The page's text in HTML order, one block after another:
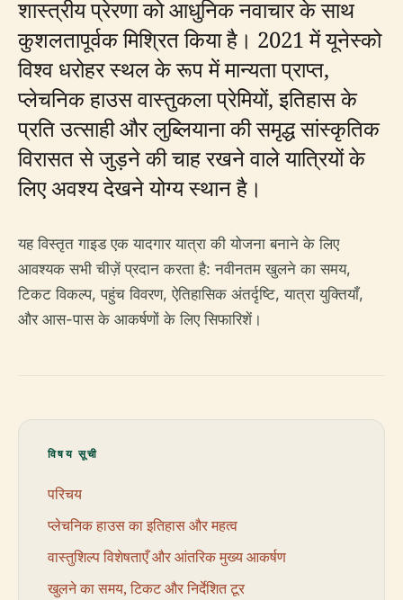
शास्त्रीय प्रेरणा को आधुनिक नवाचार के साथ
कुशलतापूर्वक मिश्रित किया है। 2021 में यूनेस्को
विश्व धरोहर स्थल के रूप में मान्यता प्राप्त,
प्लेचनिक हाउस वास्तुकला प्रेमियों, इतिहास के
प्रति उत्साही और लुब्लियाना की समृद्ध सांस्कृतिक
विरासत से जुड़ने की चाह रखने वाले यात्रियों के
लिए अवश्य देखने योग्य स्थान है।
यह विस्तृत गाइड एक यादगार यात्रा की योजना बनाने के लिए
आवश्यक सभी चीज़ें प्रदान करता है: नवीनतम खुलने का समय,
टिकट विकल्प, पहुंच विवरण, ऐतिहासिक अंतर्दृष्टि, यात्रा युक्तियाँ,
और आस-पास के आकर्षणों के लिए सिफारिशें।
विषय सूची
परिचय
प्लेचनिक हाउस का इतिहास और महत्व
वास्तुशिल्प विशेषताएँ और आंतरिक मुख्य आकर्षण
खुलने का समय, टिकट और निर्देशित टूर